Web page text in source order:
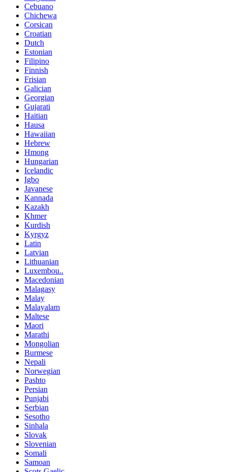
Cebuano
Chichewa
Corsican
Croatian
Dutch
Estonian
Filipino
Finnish
Frisian
Galician
Georgian
Gujarati
Haitian
Hausa
Hawaiian
Hebrew
Hmong
Hungarian
Icelandic
Igbo
Javanese
Kannada
Kazakh
Khmer
Kurdish
Kyrgyz
Latin
Latvian
Lithuanian
Luxembou..
Macedonian
Malagasy
Malay
Malayalam
Maltese
Maori
Marathi
Mongolian
Burmese
Nepali
Norwegian
Pashto
Persian
Punjabi
Serbian
Sesotho
Sinhala
Slovak
Slovenian
Somali
Samoan